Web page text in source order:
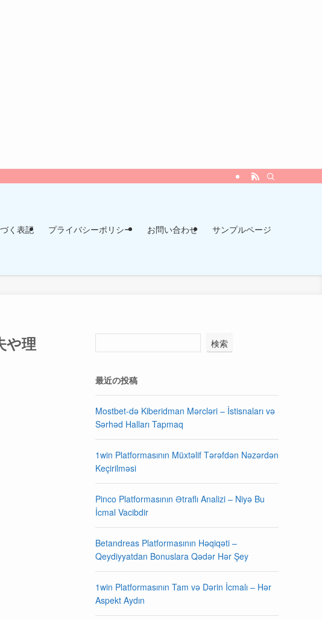
く表記 プライバシーポリシー お問い合わせ サンプルページ
や理
検索
最近の投稿
Mostbet-də Kiberidman Mərcləri – İstisnaları və
Sərhəd Halları Tapmaq
1win Platformasının Müxtəlif Tərəfdən Nəzərdən
Keçirilməsi
Pinco Platformasının Ətraflı Analizi – Niyə Bu
İcmal Vacibdir
Betandreas Platformasının Həqiqəti –
Qeydiyyatdan Bonuslara Qədər Hər Şey
1win Platformasının Tam və Dərin İcmalı – Hər
Aspekt Aydın